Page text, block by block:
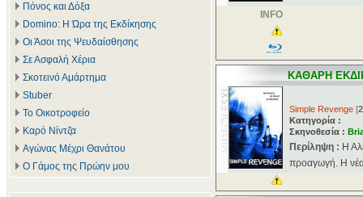
Πόνος και Δόξα
Domino: Η Ώρα της Εκδίκησης
Οι Άσοι της Ψευδαίσθησης
Σε Ασφαλή Χέρια
Σκοτεινό Αμάρτημα
Stuber
Το Οικοτροφείο
Καρό Νίντζα
Αγώνας Μέχρι Θανάτου
Ο Γάμος της Πρώην μου
INFO
ΚΑΘΑΡΗ
Simple Revenge [
Κατηγορία :
Σκηνοθεσία :
Περίληψη : Η
προαγωγή. Η νέα